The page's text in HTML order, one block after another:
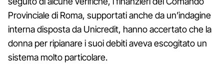
Provinciale di Roma, supportati anche da un’indagine
interna disposta da Unicredit, hanno accertato che la
donna per ripianare i suoi debiti aveva escogitato un
sistema molto particolare.